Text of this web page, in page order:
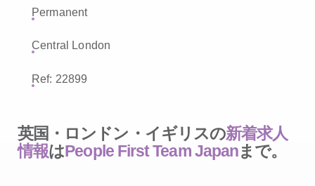
Permanent
Central London
Ref: 22899
英国・ロンドン・イギリスの新着求人
情報はPeople First Team Japanまで。